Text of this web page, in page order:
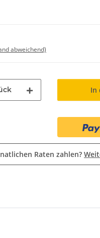
abweichend)
In
Raten zahlen?